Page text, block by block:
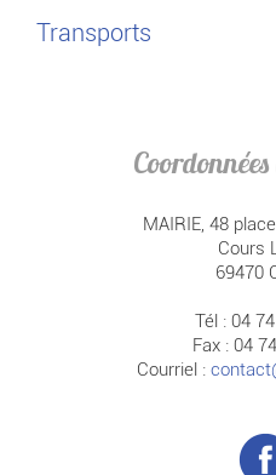
Transports
MAIRIE, 48
Cours
69470
Tél : 04
Fax : 04
Courriel :